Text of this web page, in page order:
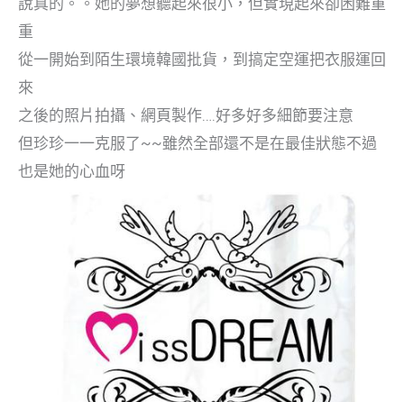
說真的。。她的夢想聽起來很小，但實現起來卻困難重
重
從一開始到陌生環境韓國批貨，到搞定空運把衣服運回
來
之後的照片拍攝、網頁製作….好多好多細節要注意
但珍珍一一克服了~~雖然全部還不是在最佳狀態不過
也是她的心血呀